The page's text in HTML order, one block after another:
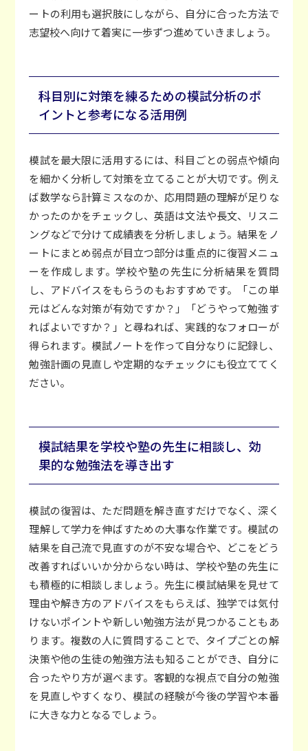
ートの利用も選択肢にしながら、自分に合った方法で
志望校へ向けて着実に一歩ずつ進めていきましょう。
科目別に対策を練るための模試分析のポ
イントと参考になる活用例
模試を最大限に活用するには、科目ごとの弱点や傾向
を細かく分析して対策を立てることが大切です。例え
ば数学なら計算ミスなのか、応用問題の理解が足りな
かったのかをチェックし、英語は文法や長文、リスニ
ングなどで分けて成績表を分析しましょう。結果をノ
ートにまとめ弱点が目立つ部分は重点的に復習メニュ
ーを作成します。学校や塾の先生に分析結果を質問
し、アドバイスをもらうのもおすすめです。「この単
元はどんな対策が有効ですか？」「どうやって勉強す
ればよいですか？」と尋ねれば、実践的なフォローが
得られます。模試ノートを作って自分なりに記録し、
勉強計画の見直しや定期的なチェックにも役立ててく
ださい。
模試結果を学校や塾の先生に相談し、効
果的な勉強法を導き出す
模試の復習は、ただ問題を解き直すだけでなく、深く
理解して学力を伸ばすための大事な作業です。模試の
結果を自己流で見直すのが不安な場合や、どこをどう
改善すればいいか分からない時は、学校や塾の先生に
も積極的に相談しましょう。先生に模試結果を見せて
理由や解き方のアドバイスをもらえば、独学では気付
けないポイントや新しい勉強方法が見つかることもあ
ります。複数の人に質問することで、タイプごとの解
決策や他の生徒の勉強方法も知ることができ、自分に
合ったやり方が選べます。客観的な視点で自分の勉強
を見直しやすくなり、模試の経験が今後の学習や本番
に大きな力となるでしょう。